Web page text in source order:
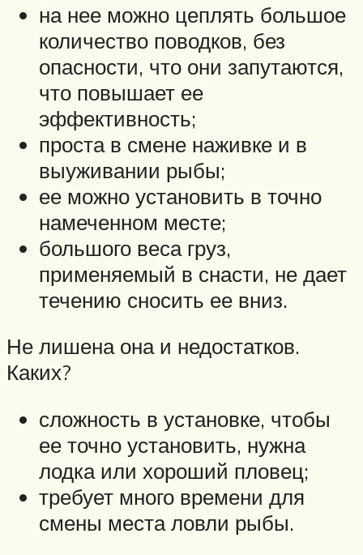
на нее можно цеплять большое
количество поводков, без
опасности, что они запутаются,
что повышает ее
эффективность;
проста в смене наживке и в
выуживании рыбы;
ее можно установить в точно
намеченном месте;
большого веса груз,
применяемый в снасти, не дает
течению сносить ее вниз.
Не лишена она и недостатков.
Каких?
сложность в установке, чтобы
ее точно установить, нужна
лодка или хороший пловец;
требует много времени для
смены места ловли рыбы.